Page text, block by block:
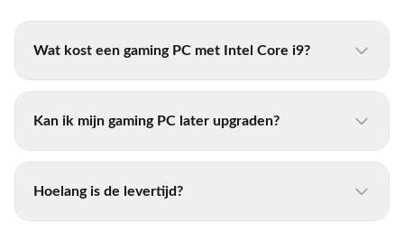
Wat kost een gaming PC met Intel Core i9?
Kan ik mijn gaming PC later upgraden?
Hoelang is de levertijd?